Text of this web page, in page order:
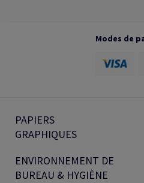
Modes de
PAPIERS
GRAPHIQUES
ENVIRONNEMENT DE
BUREAU & HYGIÈNE